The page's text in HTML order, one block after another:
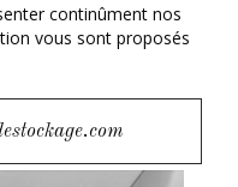
continûment nos
vous sont proposés